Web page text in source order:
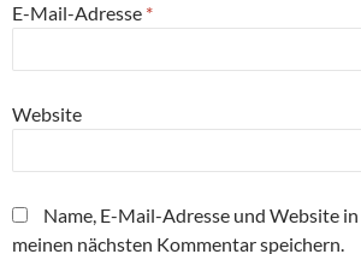
E-Mail-Adresse *
Website
Name, E-Mail-Adresse und Website
meinen nächsten Kommentar speichern.